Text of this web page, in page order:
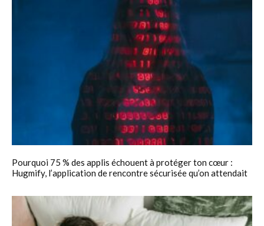
Pourquoi 75 % des applis échouent à protéger ton cœur :
Hugmify, l’application de rencontre sécurisée qu’on attendait